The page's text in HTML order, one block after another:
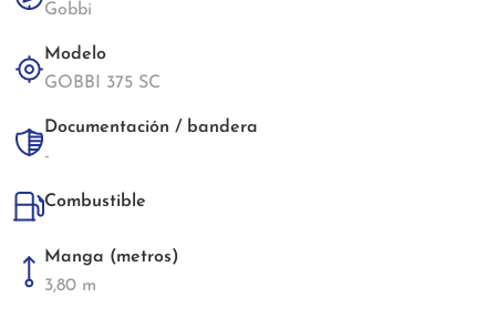
Gobbi
Modelo
GOBBI 375 SC
Documentación / bandera
-
Combustible
Manga (metros)
3,80 m